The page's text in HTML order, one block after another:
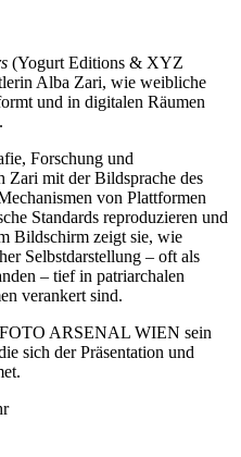
(Yogurt Editions & XYZ
Alba Zari, wie weibliche
und in digitalen Räumen
Forschung und
Zari mit der Bildsprache des
von Plattformen
Standards reproduzieren und
Bildschirm zeigt sie, wie
Selbstdarstellung – oft als
– tief in patriarchalen
verankert sind.
ARSENAL WIEN sein
sich der Präsentation und